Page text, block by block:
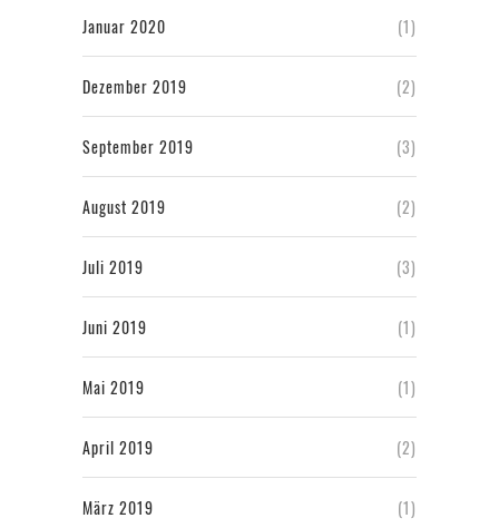
Januar 2020 (1)
Dezember 2019 (2)
September 2019 (3)
August 2019 (2)
Juli 2019 (3)
Juni 2019 (1)
Mai 2019 (1)
April 2019 (2)
März 2019 (1)